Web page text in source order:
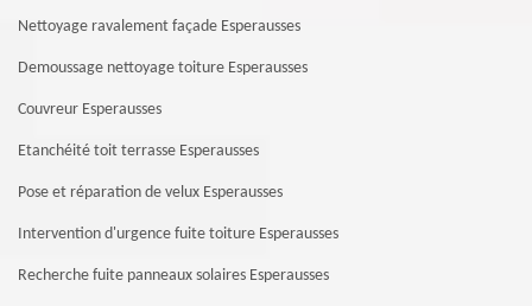
Nettoyage ravalement façade Esperausses
Demoussage nettoyage toiture Esperausses
Couvreur Esperausses
Etanchéité toit terrasse Esperausses
Pose et réparation de velux Esperausses
Intervention d'urgence fuite toiture Esperausses
Recherche fuite panneaux solaires Esperausses